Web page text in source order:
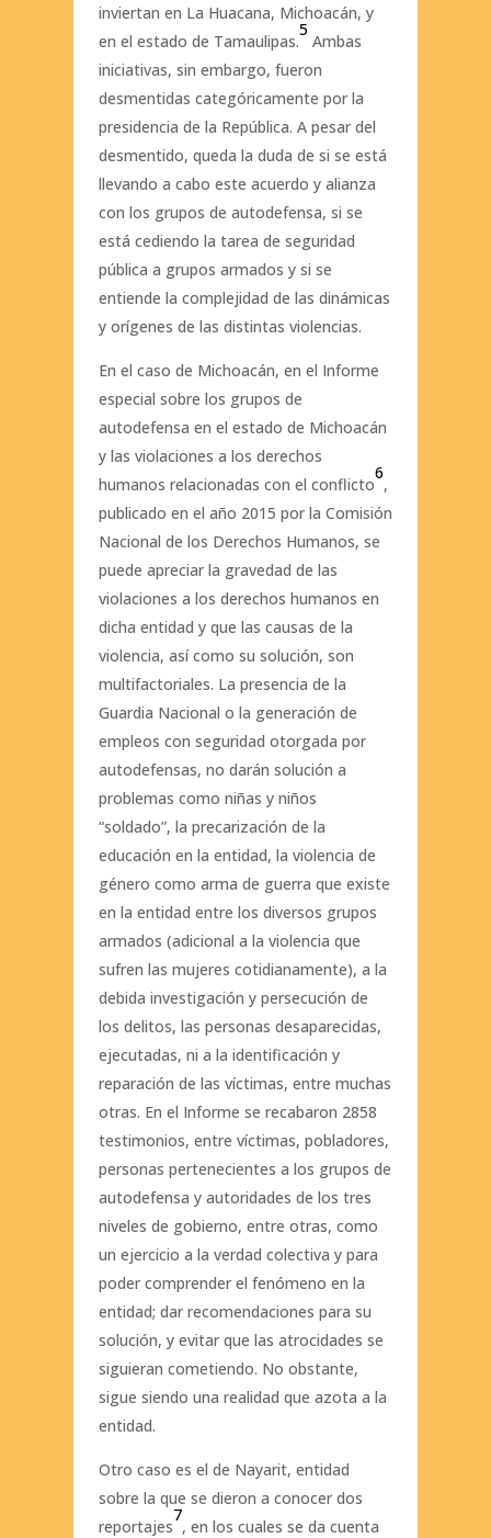
inviertan en La Huacana, Michoacán, y
en el estado de Tamaulipas.
5
Ambas
iniciativas, sin embargo, fueron
desmentidas categóricamente por la
presidencia de la República. A pesar del
desmentido, queda la duda de si se está
llevando a cabo este acuerdo y alianza
con los grupos de autodefensa, si se
está cediendo la tarea de seguridad
pública a grupos armados y si se
entiende la complejidad de las dinámicas
y orígenes de las distintas violencias.
En el caso de Michoacán, en el Informe
especial sobre los grupos de
autodefensa en el estado de Michoacán
y las violaciones a los derechos
humanos relacionadas con el conflicto
6
,
publicado en el año 2015 por la Comisión
Nacional de los Derechos Humanos, se
puede apreciar la gravedad de las
violaciones a los derechos humanos en
dicha entidad y que las causas de la
violencia, así como su solución, son
multifactoriales. La presencia de la
Guardia Nacional o la generación de
empleos con seguridad otorgada por
autodefensas, no darán solución a
problemas como niñas y niños
“soldado”, la precarización de la
educación en la entidad, la violencia de
género como arma de guerra que existe
en la entidad entre los diversos grupos
armados (adicional a la violencia que
sufren las mujeres cotidianamente), a la
debida investigación y persecución de
los delitos, las personas desaparecidas,
ejecutadas, ni a la identificación y
reparación de las víctimas, entre muchas
otras. En el Informe se recabaron 2858
testimonios, entre víctimas, pobladores,
personas pertenecientes a los grupos de
autodefensa y autoridades de los tres
niveles de gobierno, entre otras, como
un ejercicio a la verdad colectiva y para
poder comprender el fenómeno en la
entidad; dar recomendaciones para su
solución, y evitar que las atrocidades se
siguieran cometiendo. No obstante,
sigue siendo una realidad que azota a la
entidad.
Otro caso es el de Nayarit, entidad
sobre la que se dieron a conocer dos
reportajes
7
, en los cuales se da cuenta